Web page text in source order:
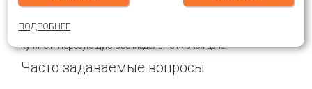
Подобрать для себя парку или куртку своей мечты теперь
Blacksides. Ознакомьтесь с предложенными вариантами и
купите интересующую Вас модель по низкой цене.
Часто задаваемые вопросы
ПОДРОБНЕЕ